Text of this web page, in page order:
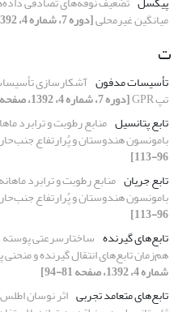
میانگین غیرمحلی[دوره 7، شماره 4، 1392، صفحه 1-10]
ت
تأسیسات مدفون آشکارسازی
تپ GPR
[دوره 7، شماره 4، 1392، صفحه 117-133]
تابع پتانسیل منابع رطوبت و ترابرد
بامونسون هندوستان و پُرارتفاع
96-113]
تابع جریان منابع رطوبت و ترابرد
بامونسون هندوستان و پُرارتفاع
96-113]
تابع‌های گیرنده ساختارسرعتی پوسته
هم‌زمان تابع‌های انتقال گیرنده و
شماره 4، 1392، صفحه 81-94]
تابع‌های متعامد تجربی اثر نوسان